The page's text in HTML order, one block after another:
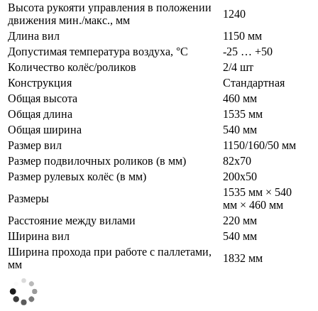
Высота рукояти управления в положении
движения мин./макс., мм
1240
Длина вил
1150 мм
Допустимая температура воздуха, °С
-25 … +50
Количество колёс/роликов
2/4 шт
Конструкция
Стандартная
Общая высота
460 мм
Общая длина
1535 мм
Общая ширина
540 мм
Размер вил
1150/160/50 мм
Размер подвилочных роликов (в мм)
82х70
Размер рулевых колёс (в мм)
200х50
Размеры
1535 мм × 540
мм × 460 мм
Расстояние между вилами
220 мм
Ширина вил
540 мм
Ширина прохода при работе с паллетами,
мм
1832 мм